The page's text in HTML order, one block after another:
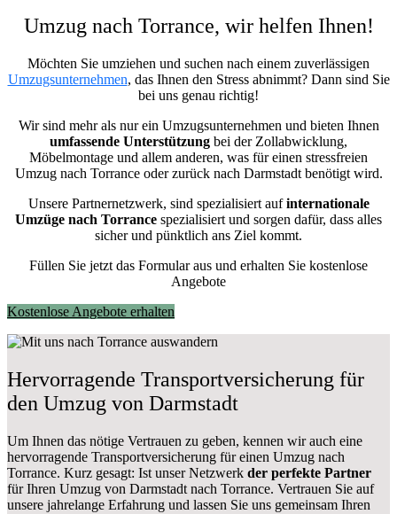
Umzug nach Torrance, wir helfen Ihnen!
Möchten Sie umziehen und suchen nach einem zuverlässigen
Umzugsunternehmen, das Ihnen den Stress abnimmt? Dann sind Sie
bei uns genau richtig!
Wir sind mehr als nur ein Umzugsunternehmen und bieten Ihnen
umfassende Unterstützung bei der Zollabwicklung,
Möbelmontage und allem anderen, was für einen stressfreien
Umzug nach Torrance oder zurück nach Darmstadt benötigt wird.
Unsere Partnernetzwerk, sind spezialisiert aufinternationale
Umzüge nach Torrance spezialisiert und sorgen dafür, dass alles
sicher und pünktlich ans Ziel kommt.
Füllen Sie jetzt das Formular aus und erhalten Sie kostenlose
Angebote
Kostenlose Angebote erhalten
Hervorragende Transportversicherung für
den Umzug von Darmstadt
Um Ihnen das nötige Vertrauen zu geben, kennen wir auch eine
hervorragende Transportversicherung für einen Umzug nach
Torrance. Kurz gesagt: Ist unser Netzwerk der perfekte Partner
für Ihren Umzug von Darmstadt nach Torrance. Vertrauen Sie auf
unsere jahrelange Erfahrung und lassen Sie uns gemeinsam Ihren